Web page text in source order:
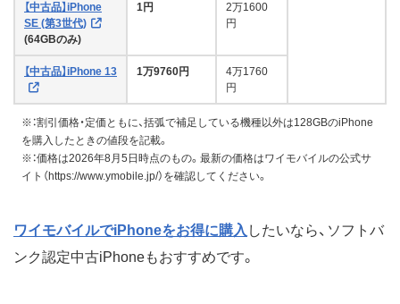
【中古品】iPhone
SE (第3世代)
(64GBのみ)
1円
2万1600
円
【中古品】iPhone 13 1万9760円
4万1760
円
※：割引価格・定価ともに、括弧で補足している機種以外は128GBのiPhone
を購入したときの値段を記載。
※：価格は2026年8月5日時点のもの。最新の価格はワイモバイルの公式サ
イト（https://www.ymobile.jp/）を確認してください。
ワイモバイルでiPhoneをお得に購入 したいなら、ソフトバ
ンク認定中古iPhoneもおすすめです。